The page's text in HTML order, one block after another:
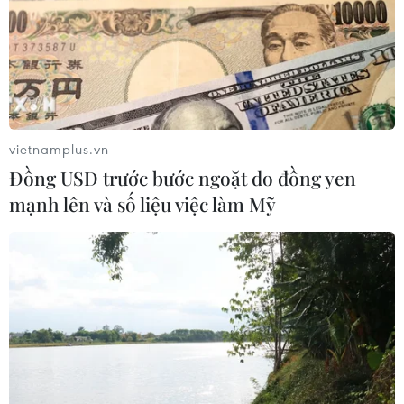
Xem thêm
CƠ QUAN CHỦ QUẢN: THÔNG TẤN XÃ VIỆT NAM
Tổng Biên tập: TRẦN TIẾN DUẨN
Phó Tổng Biên tập: NGUYỄN THỊ TÁM, KHÚC THANH
Quy định sử dụng
RSS
Hỗ trợ
TTXVN
vietnamplus.vn
Đồng USD trước bước ngoặt do đồng yen
mạnh lên và số liệu việc làm Mỹ